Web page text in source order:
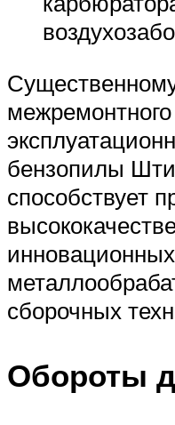
бензопилы
способствует
инновационных
сборочных
Обороты